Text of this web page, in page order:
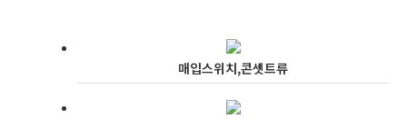
매입스위치,콘셋트류